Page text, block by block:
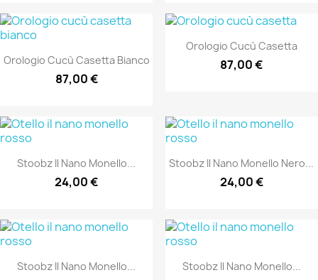
Orologio Cucù Casetta Bianco
87,00 €
Orologio Cucù Casetta
87,00 €
Stoobz Il Nano Monello...
24,00 €
Stoobz Il Nano Monello Nero...
24,00 €
Stoobz Il Nano Monello... Stoobz Il Nano Monello...